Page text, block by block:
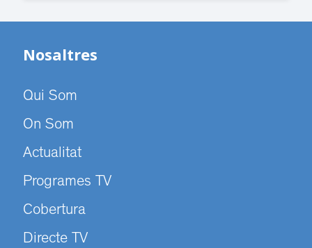
Nosaltres
Qui Som
On Som
Actualitat
Programes TV
Cobertura
Directe TV